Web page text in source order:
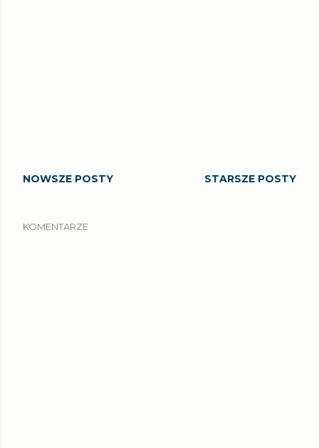
NOWSZE POSTY STARSZE POSTY
KOMENTARZE